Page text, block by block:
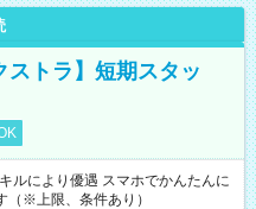
トラ】短期スタッ
により優遇 スマホでかんたんに
（※上限、条件あり）